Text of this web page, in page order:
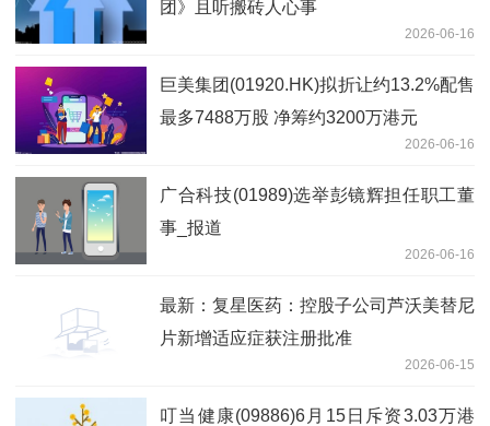
团》且听搬砖人心事
2026-06-16
巨美集团(01920.HK)拟折让约13.2%配售
最多7488万股 净筹约3200万港元
2026-06-16
广合科技(01989)选举彭镜辉担任职工董
事_报道
2026-06-16
最新：复星医药：控股子公司芦沃美替尼
片新增适应症获注册批准
2026-06-15
叮当健康(09886)6月15日斥资3.03万港